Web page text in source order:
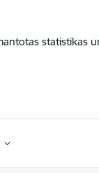
statistikas